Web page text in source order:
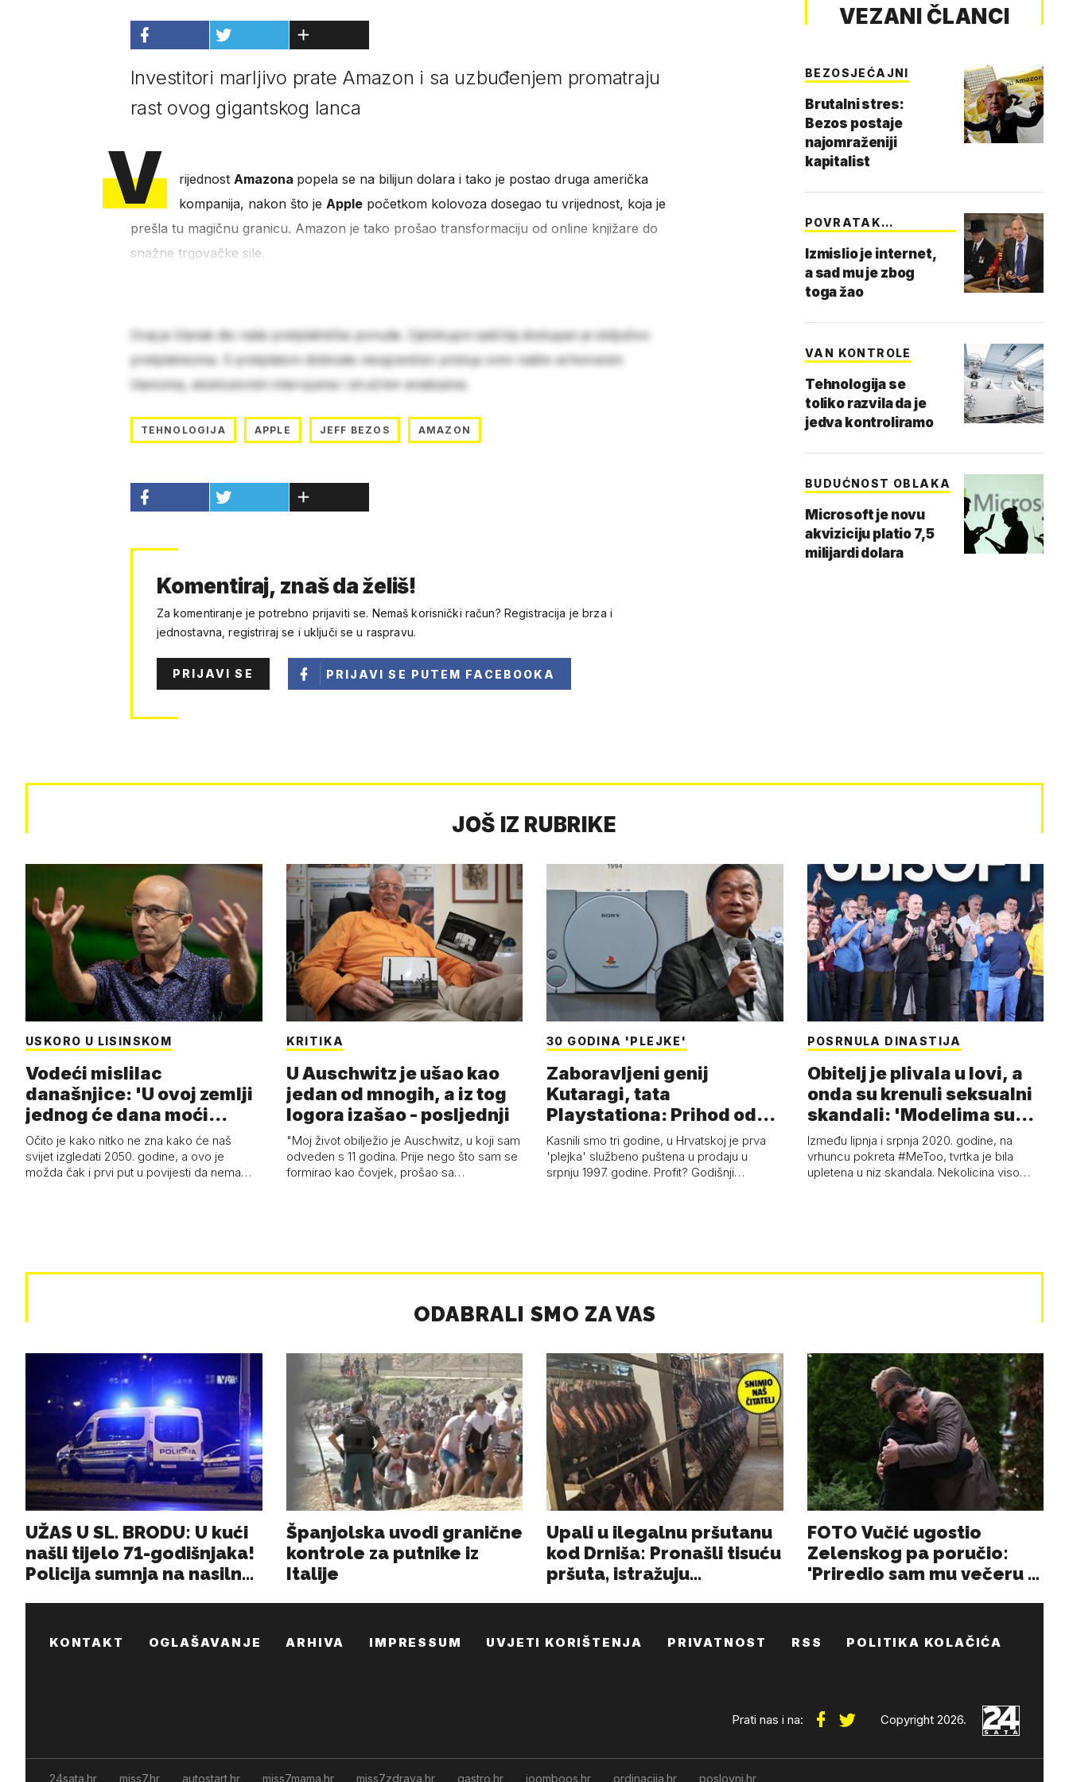
Investitori marljivo prate Amazon i sa uzbuđenjem promatraju
rast ovog gigantskog lanca
V rijednost Amazona popela se na bilijun dolara i tako je postao druga američka
kompanija, nakon što je Applepočetkom kolovoza dosegao tu vrijednost, koja je
prešla tu magičnu granicu. Amazon je tako prošao transformaciju od online knjižare do
snažne trgovačke sile.
Ovaj je članak dio naše pretplatničke ponude. Cjelokupni sadržaj dostupan je isključivo
pretplatnicima. S pretplatom dobivate neograničen pristup svim našim arhiviranim
člancima, ekskluzivnim intervjuima i stručnim analizama.
TEHNOLOGIJA APPLE JEFF BEZOS AMAZON
Komentiraj, znaš da želiš!
Za komentiranje je potrebno prijaviti se. Nemaš korisnički račun? Registracija je brza i
jednostavna, registriraj se i uključi se u raspravu.
PRIJAVI SE PRIJAVI SE PUTEM FACEBOOKA
VEZANI ČLANCI
BEZOSJEĆAJNI
Brutalni stres:
Bezos postaje
najomraženiji
kapitalist
POVRATAK
Izmislio je internet,
a sad mu je zbog
toga žao
VAN KONTROLE
Tehnologija se
toliko razvila da je
jedva kontroliramo
BUDUĆNOST OBLAKA
Microsoft je novu
akviziciju platio 7,5
milijardi dolara
JOŠ IZ RUBRIKE
USKORO U LISINSKOM
Vodeći mislilac
današnjice: 'U ovoj zemlji
jednog će dana moći
razviti i superl…
Očito je kako nitko ne zna kako će naš
svijet izgledati 2050. godine, a ovo je
možda čak i prvi put u povijesti da nema…
KRITIKA
U Auschwitz je ušao kao
jedan od mnogih, a iz tog
logora izašao - posljednji
"Moj život obilježio je Auschwitz, u koji sam
odveden s 11 godina. Prije nego što sam se
formirao kao čovjek, prošao sa…
30 GODINA 'PLEJKE'
Zaboravljeni genij
Kutaragi, tata
Playstationa: Prihod od
'plejke' kao hrvatski…
Kasnili smo tri godine, u Hrvatskoj je prva
'plejka' službeno puštena u prodaju u
srpnju 1997. godine. Profit? Godišnji…
POSRNULA DINASTIJA
Obitelj je plivala u lovi, a
onda su krenuli seksualni
skandali: 'Modelima su
s…
Između lipnja i srpnja 2020. godine, na
vrhuncu pokreta #MeToo, tvrtka je bila
upletena u niz skandala. Nekolicina viso…
KONTAKT OGLAŠAVANJE ARHIVA IMPRESSUM UVJETI KORIŠTENJA PRIVATNOST RSS POLITIKA KOLAČIĆA
Prati nas i na: Copyright 2026.
24sata.hr miss7.hr autostart.hr miss7mama.hr miss7zdrava.hr gastro.hr joomboos.hr ordinacija.hr poslovni.hr